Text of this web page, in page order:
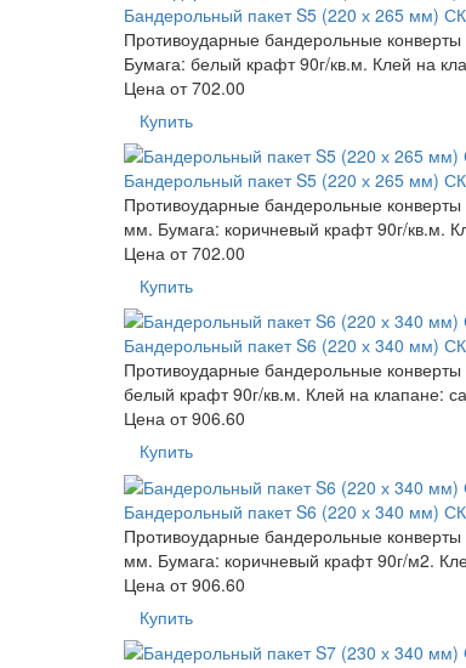
Бандерольный пакет S5 (220 х 265 мм)
Противоударные бандерольные
Бумага: белый крафт 90г/кв.м. Клей на
Цена от702.00
Купить
Бандерольный пакет S5 (220 х 265 мм)
Противоударные бандерольные
мм. Бумага: коричневый крафт 90г/кв.м.
Цена от702.00
Купить
Бандерольный пакет S6 (220 х 340 мм)
Противоударные бандерольные
белый крафт 90г/кв.м. Клей на клапане:
Цена от906.60
Купить
Бандерольный пакет S6 (220 х 340 мм)
Противоударные бандерольные
мм. Бумага: коричневый крафт 90г/м2.
Цена от906.60
Купить